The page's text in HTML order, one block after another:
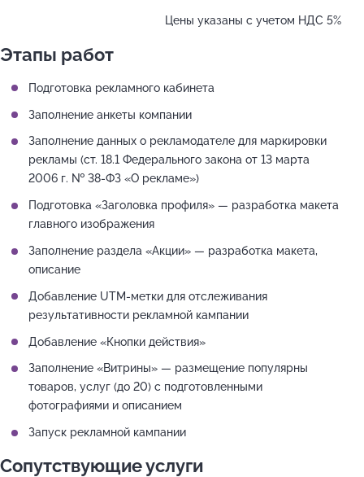
Цены указаны с учетом НДС 5%
Этапы работ
Подготовка рекламного кабинета
Заполнение анкеты компании
Заполнение данных о рекламодателе для маркировки
рекламы (ст. 18.1 Федерального закона от 13 марта
2006 г. № 38-ФЗ «О рекламе»)
Подготовка «Заголовка профиля» — разработка макета
главного изображения
Заполнение раздела «Акции» — разработка макета,
описание
Добавление UTM-метки для отслеживания
результативности рекламной кампании
Добавление «Кнопки действия»
Заполнение «Витрины» — размещение популярны
товаров, услуг (до 20) с подготовленными
фотографиями и описанием
Запуск рекламной кампании
Сопутствующие услуги